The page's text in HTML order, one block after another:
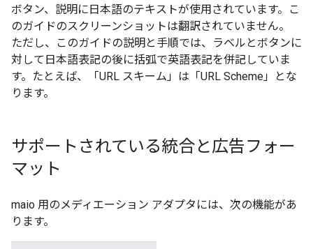
ボタン、説明に日本語のテキストが使用されています。こ
のガイドのスクリーンショットは翻訳されていません。
ただし、このガイドの説明と手順では、ラベルとボタンに
対して日本語表記の後に括弧で英語表記を併記していま
す。たとえば、「URL スキーム」は「URL Scheme」とな
ります。
サポートされている統合と広告フォー
マット
maio 用のメディエーション アダプタには、次の機能があ
ります。